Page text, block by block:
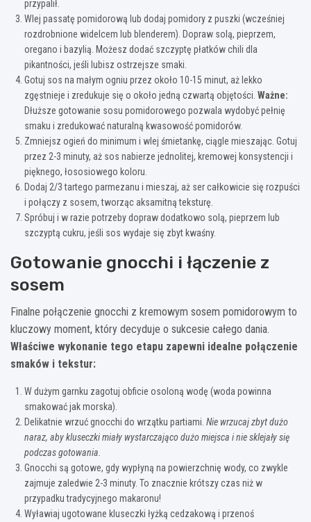
przypalił.
Wlej passatę pomidorową lub dodaj pomidory z puszki (wcześniej
rozdrobnione widelcem lub blenderem). Dopraw solą, pieprzem,
oregano i bazylią. Możesz dodać szczyptę płatków chili dla
pikantności, jeśli lubisz ostrzejsze smaki.
Gotuj sos na małym ogniu przez około 10-15 minut, aż lekko
zgęstnieje i zredukuje się o około jedną czwartą objętości. Ważne:
Dłuższe gotowanie sosu pomidorowego pozwala wydobyć pełnię
smaku i zredukować naturalną kwasowość pomidorów.
Zmniejsz ogień do minimum i wlej śmietankę, ciągle mieszając. Gotuj
przez 2-3 minuty, aż sos nabierze jednolitej, kremowej konsystencji i
pięknego, łososiowego koloru.
Dodaj 2/3 tartego parmezanu i mieszaj, aż ser całkowicie się rozpuści
i połączy z sosem, tworząc aksamitną teksturę.
Spróbuj i w razie potrzeby dopraw dodatkowo solą, pieprzem lub
szczyptą cukru, jeśli sos wydaje się zbyt kwaśny.
Gotowanie gnocchi i łączenie z
sosem
Finalne połączenie gnocchi z kremowym sosem pomidorowym to
kluczowy moment, który decyduje o sukcesie całego dania.
Właściwe wykonanie tego etapu zapewni idealne połączenie
smaków i tekstur:
W dużym garnku zagotuj obficie osoloną wodę (woda powinna
smakować jak morska).
Delikatnie wrzuć gnocchi do wrzątku partiami. Nie wrzucaj zbyt dużo
naraz, aby kluseczki miały wystarczająco dużo miejsca i nie sklejały się
podczas gotowania.
Gnocchi są gotowe, gdy wypłyną na powierzchnię wody, co zwykle
zajmuje zaledwie 2-3 minuty. To znacznie krótszy czas niż w
przypadku tradycyjnego makaronu!
Wyławiaj ugotowane kluseczki łyżką cedzakową i przenoś